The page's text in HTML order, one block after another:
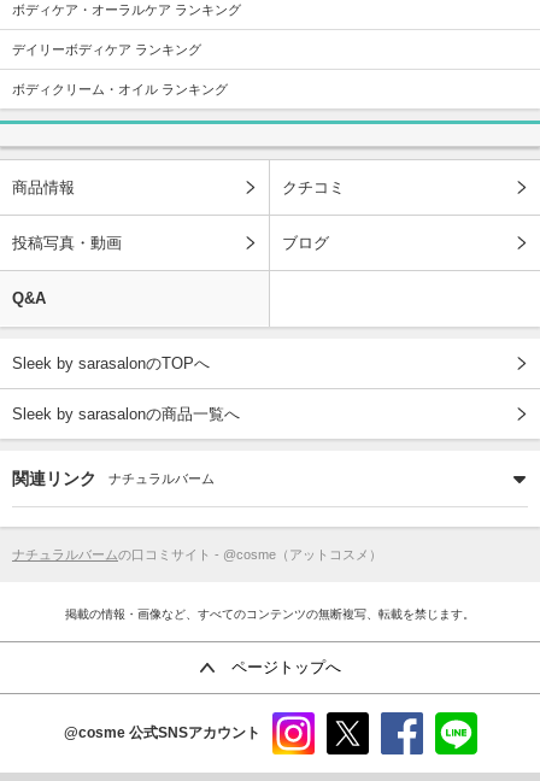
ボディケア・オーラルケア ランキング
デイリーボディケア ランキング
ボディクリーム・オイル ランキング
商品情報 クチコミ
投稿写真・動画 ブログ
Q&A
Sleek by sarasalonのTOPへ
Sleek by sarasalonの商品一覧へ
関連リンク ナチュラルバーム
ナチュラルバームの口コミサイト - @cosme（アットコスメ）
掲載の情報・画像など、すべてのコンテンツの無断複写、転載を禁じます。
ページトップへ
@cosme 公式SNSアカウント